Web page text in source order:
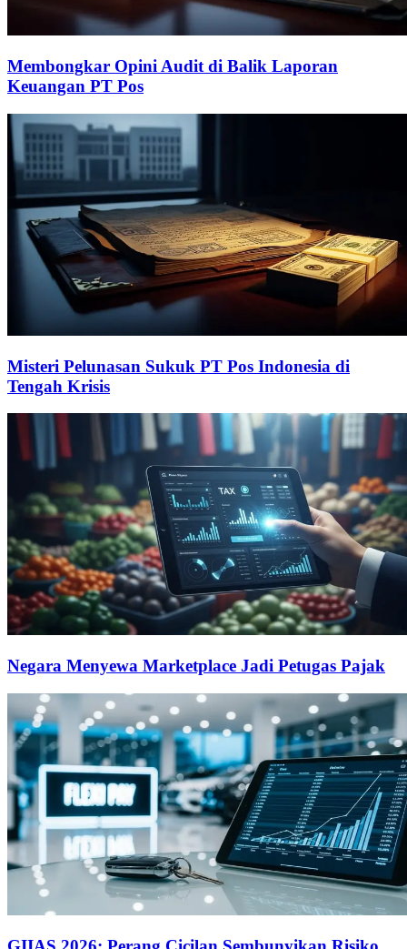
Membongkar Opini Audit di Balik Laporan
Keuangan PT Pos
Misteri Pelunasan Sukuk PT Pos Indonesia di
Tengah Krisis
Negara Menyewa Marketplace Jadi Petugas Pajak